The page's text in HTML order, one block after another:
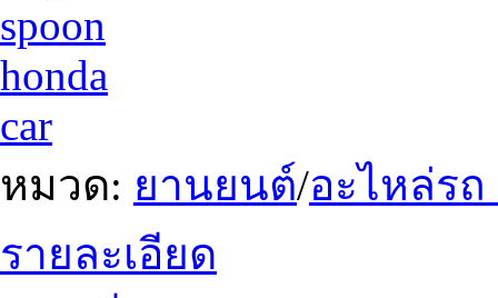
spoon
honda
car
หมวด: ยานยนต์/อะไหล่ร
รายละเอียด